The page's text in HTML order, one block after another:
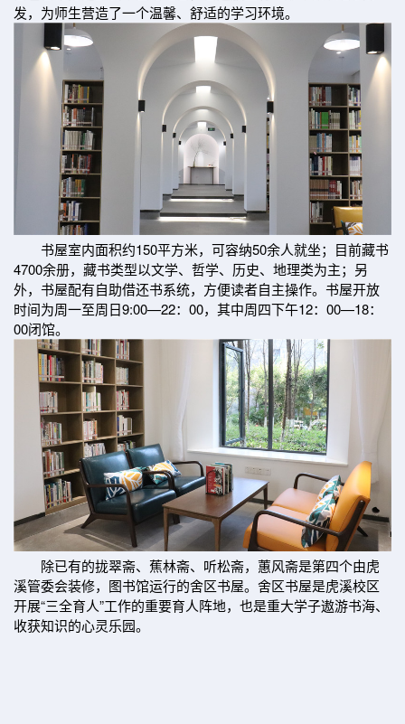
发，为师生营造了一个温馨、舒适的学习环境。
书屋室内面积约150平方米，可容纳50余人就坐；目前藏书
4700余册，藏书类型以文学、哲学、历史、地理类为主；另
外，书屋配有自助借还书系统，方便读者自主操作。书屋开放
时间为周一至周日9:00—22：00，其中周四下午12：00—18：
00闭馆。
除已有的拢翠斋、蕉林斋、听松斋，蕙风斋是第四个由虎
溪管委会装修，图书馆运行的舍区书屋。舍区书屋是虎溪校区
开展“三全育人”工作的重要育人阵地，也是重大学子遨游书海、
收获知识的心灵乐园。